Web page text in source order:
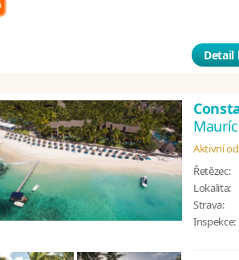
Detail
Aktivní
Řetězec:
Lokalita:
Strava:
Inspekce: